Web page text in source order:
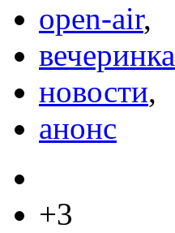
open-air,
вечеринка
новости,
анонс
+3